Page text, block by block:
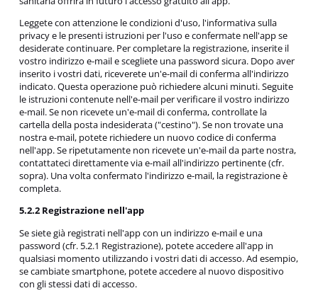
Leggete con attenzione le condizioni d'uso, l'informativa sulla
privacy e le presenti istruzioni per l'uso e confermate nell'app se
desiderate continuare. Per completare la registrazione, inserite il
vostro indirizzo e-mail e scegliete una password sicura. Dopo aver
inserito i vostri dati, riceverete un'e-mail di conferma all'indirizzo
indicato. Questa operazione può richiedere alcuni minuti. Seguite
le istruzioni contenute nell'e-mail per verificare il vostro indirizzo
e-mail. Se non ricevete un'e-mail di conferma, controllate la
cartella della posta indesiderata ("cestino"). Se non trovate una
nostra e-mail, potete richiedere un nuovo codice di conferma
nell'app. Se ripetutamente non ricevete un'e-mail da parte nostra,
contattateci direttamente via e-mail all'indirizzo pertinente (cfr.
sopra). Una volta confermato l'indirizzo e-mail, la registrazione è
completa.
5.2.2 Registrazione nell'app
Se siete già registrati nell'app con un indirizzo e-mail e una
password (cfr. 5.2.1 Registrazione), potete accedere all'app in
qualsiasi momento utilizzando i vostri dati di accesso. Ad esempio,
se cambiate smartphone, potete accedere al nuovo dispositivo
con gli stessi dati di accesso.